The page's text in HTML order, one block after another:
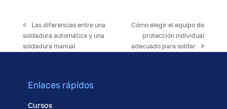
previous
post:
Las diferencias entre una
soldadura automática y una
soldadura manual
next
post:
Cómo elegir el equipo de
protección individual
adecuado para soldar
Enlaces rápidos
Cursos